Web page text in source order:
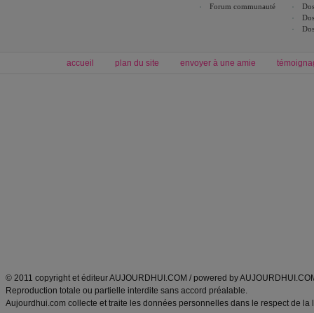
Forum communauté
accueil plan du site envoyer à une amie
© 2011 copyright et éditeur AUJOURDHUI.COM / powered by
Reproduction totale ou partielle interdite sans accord préalable.
Aujourdhui.com collecte et traite les données personnelles dans le respect de